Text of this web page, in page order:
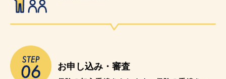
お申し込み・審査